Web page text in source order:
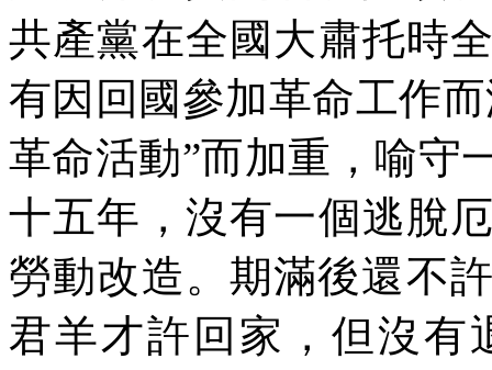
共產黨在全國大肅托時
有因回國參加革命工作
革命活動”而加重，喻守
十五年，沒有一個逃脫
勞動改造。期滿後還不
君羊才許回家，但沒有